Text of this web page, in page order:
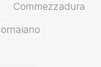
Commezzadura